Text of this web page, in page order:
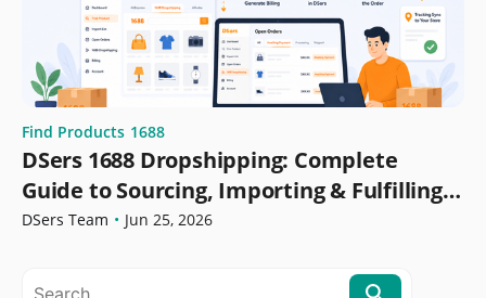
Find Products 1688
DSers 1688 Dropshipping: Complete
Guide to Sourcing, Importing & Fulfilling
Orders
DSers Team • Jun 25, 2026